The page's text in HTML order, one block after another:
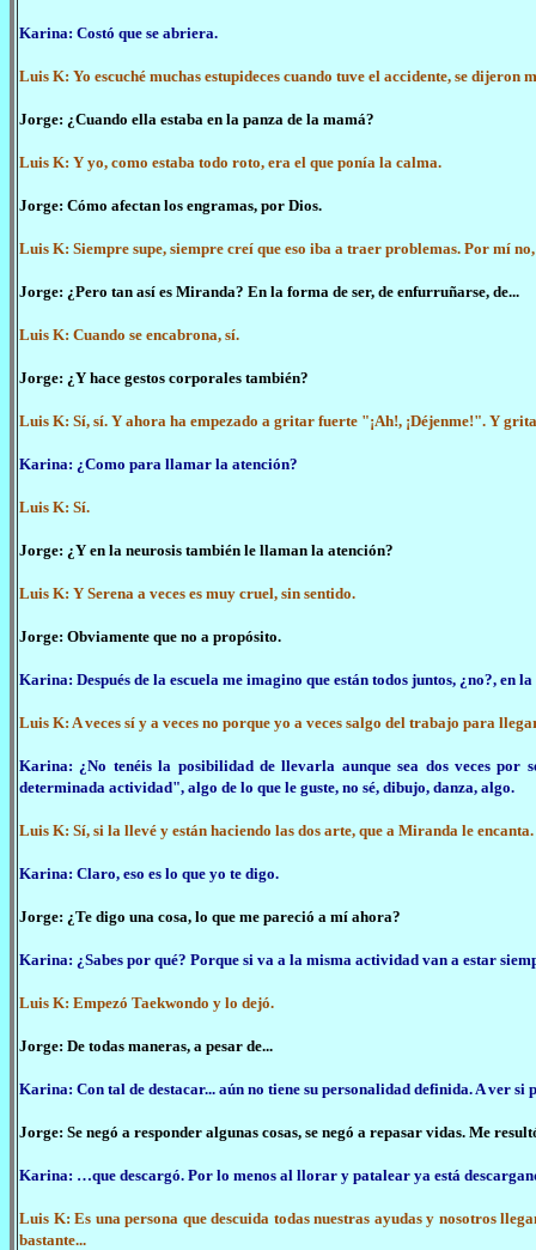
Karina: Costó que se abriera.
Luis K: Yo escuché muchas estupideces cuando tuve el accidente, se dijeron
Jorge: ¿Cuando ella estaba en la panza de la mamá?
Luis K: Y yo, como estaba todo roto, era el que ponía la calma.
Jorge: Cómo afectan los engramas, por Dios.
Luis K: Siempre supe, siempre creí que eso iba a traer problemas. Por mí
Jorge: ¿Pero tan así es Miranda? En la forma de ser, de enfurruñarse, de...
Luis K: Cuando se encabrona, sí.
Jorge: ¿Y hace gestos corporales también?
Luis K: Sí, sí. Y ahora ha empezado a gritar fuerte "¡Ah!, ¡Déjenme!". Y
Karina: ¿Como para llamar la atención?
Luis K: Sí.
Jorge: ¿Y en la neurosis también le llaman la atención?
Luis K: Y Serena a veces es muy cruel, sin sentido.
Jorge: Obviamente que no a propósito.
Karina: Después de la escuela me imagino que están todos juntos, ¿no?, en la
Luis K: A veces sí y a veces no porque yo a veces salgo del trabajo para
Karina: ¿No tenéis la posibilidad de llevarla aunque sea dos veces
determinada actividad", algo de lo que le guste, no sé, dibujo, danza, algo.
Luis K: Sí, si la llevé y están haciendo las dos arte, que a Miranda le
Karina: Claro, eso es lo que yo te digo.
Jorge: ¿Te digo una cosa, lo que me pareció a mí ahora?
Karina: ¿Sabes por qué? Porque si va a la misma actividad van a estar
Luis K: Empezó Taekwondo y lo dejó.
Jorge: De todas maneras, a pesar de...
Karina: Con tal de destacar... aún no tiene su personalidad definida. A ver si
Jorge: Se negó a responder algunas cosas, se negó a repasar vidas. Me
Karina: …que descargó. Por lo menos al llorar y patalear ya está
Luis K: Es una persona que descuida todas nuestras ayudas y nosotros
bastante...